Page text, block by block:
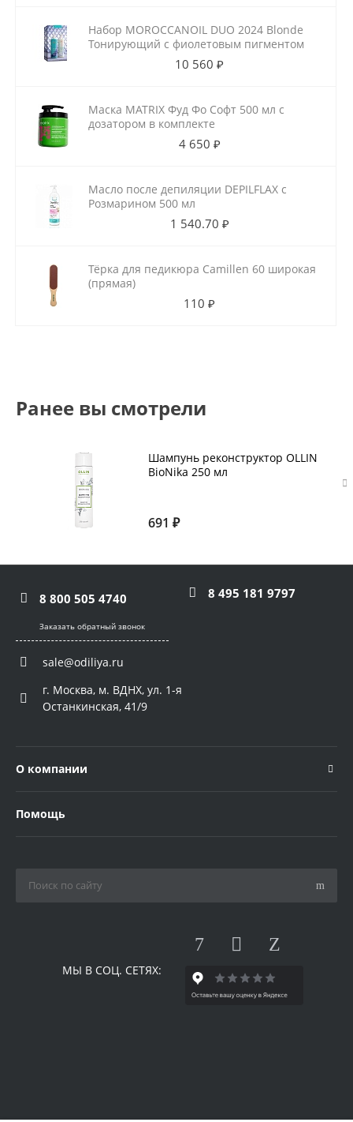
Набор MOROCCANOIL DUO 2024 Blonde
Тонирующий с фиолетовым пигментом
10 560 ₽
Маска MATRIX Фуд Фо Софт 500 мл с
дозатором в комплекте
4 650 ₽
Масло после депиляции DEPILFLAX с
Розмарином 500 мл
1 540.70 ₽
Тёрка для педикюра Camillen 60 широкая
(прямая)
110 ₽
Ранее вы смотрели
Шампунь реконструктор OLLIN
BioNika 250 мл
691 ₽
8 800 505 4740 8 495 181 9797
Заказать обратный звонок
sale@odiliya.ru
г. Москва, м. ВДНХ, ул. 1-я
Останкинская, 41/9
О компании
Помощь
МЫ В СОЦ. СЕТЯХ: